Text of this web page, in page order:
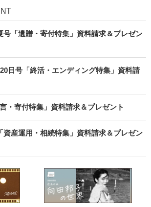
「遺贈・寄付特集」資料請求＆プレゼン
日号「終活・エンディング特集」資料請
・寄付特集」資料請求＆プレゼント
資産運用・相続特集」資料請求＆プレゼン